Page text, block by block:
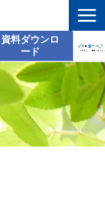
資料ダウンロ
ード